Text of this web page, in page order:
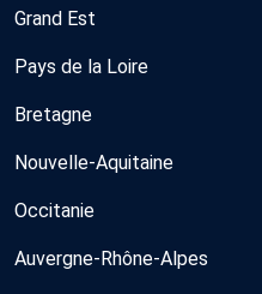
Grand Est
Pays de la Loire
Bretagne
Nouvelle-Aquitaine
Occitanie
Auvergne-Rhône-Alpes